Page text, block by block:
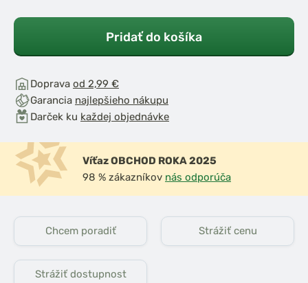
Pridať do košíka
Doprava od 2,99 €
Garancia najlepšieho nákupu
Darček ku každej objednávke
Víťaz OBCHOD ROKA 2025
98 % zákazníkov nás odporúča
Chcem poradiť Strážiť cenu
Strážiť dostupnost